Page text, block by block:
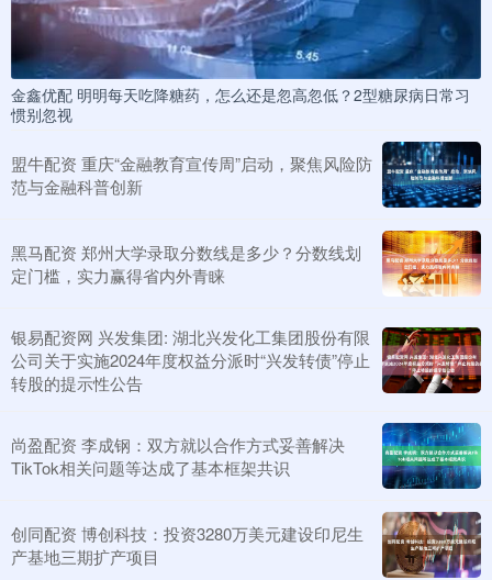
金鑫优配 明明每天吃降糖药，怎么还是忽高忽低？2型糖尿病日常习
惯别忽视
盟牛配资 重庆“金融教育宣传周”启动，聚焦风险防
范与金融科普创新
黑马配资 郑州大学录取分数线是多少？分数线划
定门槛，实力赢得省内外青睐
银易配资网 兴发集团: 湖北兴发化工集团股份有限
公司关于实施2024年度权益分派时“兴发转债”停止
转股的提示性公告
尚盈配资 李成钢：双方就以合作方式妥善解决
TikTok相关问题等达成了基本框架共识
创同配资 博创科技：投资3280万美元建设印尼生
产基地三期扩产项目